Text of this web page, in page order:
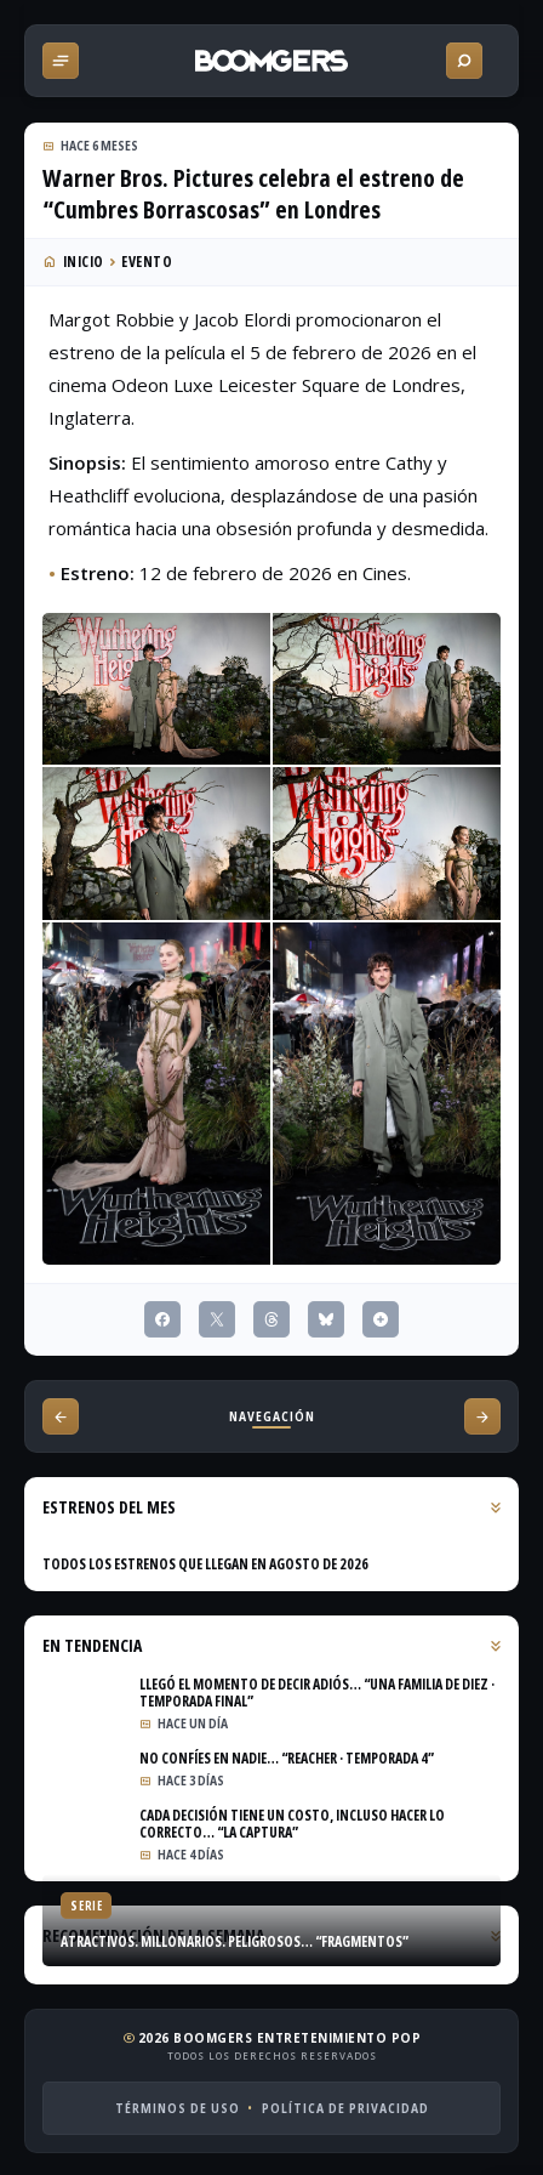
HACE 6 MESES
Warner Bros. Pictures celebra el estreno de
“Cumbres Borrascosas” en Londres
INICIO EVENTO
Margot Robbie y Jacob Elordi promocionaron el
estreno de la película el 5 de febrero de 2026 en el
cinema Odeon Luxe Leicester Square de Londres,
Inglaterra.
Sinopsis: El sentimiento amoroso entre Cathy y
Heathcliff evoluciona, desplazándose de una pasión
romántica hacia una obsesión profunda y desmedida.
• Estreno: 12 de febrero de 2026 en Cines.
NAVEGACIÓN
ESTRENOS DEL MES
TODOS LOS ESTRENOS QUE LLEGAN EN AGOSTO DE 2026
EN TENDENCIA
LLEGÓ EL MOMENTO DE DECIR ADIÓS… “UNA FAMILIA DE DIEZ ·
TEMPORADA FINAL”
HACE UN DÍA
NO CONFÍES EN NADIE… “REACHER · TEMPORADA 4”
HACE 3 DÍAS
CADA DECISIÓN TIENE UN COSTO, INCLUSO HACER LO
CORRECTO… “LA CAPTURA”
HACE 4 DÍAS
RECOMENDACIÓN DE LA SEMANA
SERIE
ATRACTIVOS. MILLONARIOS. PELIGROSOS… “FRAGMENTOS”
copyright 2026 BOOMGERS ENTRETENIMIENTO POP
TODOS LOS DERECHOS RESERVADOS
TÉRMINOS DE USO POLÍTICA DE PRIVACIDAD